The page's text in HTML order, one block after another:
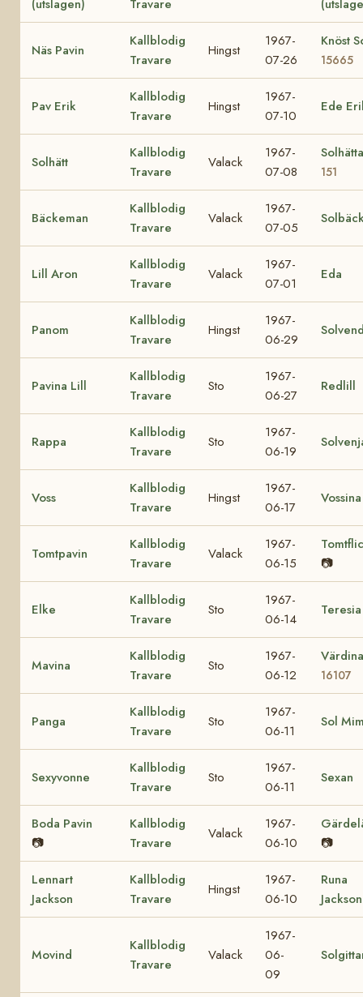
(utslagen)
Travare
Näs Pavin
Kallblodig
Travare
Hingst
1967-
07-26
Knöst
15665
Pav Erik
Kallblodig
Travare
Hingst
1967-
07-10
Ede
Solhätt
Kallblodig
Travare
Valack
1967-
07-08
151
Bäckeman
Kallblodig
Travare
Valack
1967-
07-05
Lill Aron
Kallblodig
Travare
Valack
1967-
07-01
Eda
Panom
Kallblodig
Travare
Hingst
1967-
06-29
Pavina Lill
Kallblodig
Travare
Sto
1967-
06-27
Redlill
Rappa
Kallblodig
Travare
Sto
1967-
06-19
Voss
Kallblodig
Travare
Hingst
1967-
06-17
Vossina
Tomtpavin
Kallblodig
Travare
Valack
1967-
06-15
📷
Elke
Kallblodig
Travare
Sto
1967-
06-14
Teresia
Mavina
Kallblodig
Travare
Sto
1967-
06-12
Värdina
16107
Panga
Kallblodig
Travare
Sto
1967-
06-11
Sol
Sexyvonne
Kallblodig
Travare
Sto
1967-
06-11
Sexan
Boda Pavin
📷
Kallblodig
Travare
Valack
1967-
06-10
📷
Lennart
Jackson
Kallblodig
Travare
Hingst
1967-
06-10
Runa
Jackson
Movind
Kallblodig
Travare
Valack
1967-
06-
09